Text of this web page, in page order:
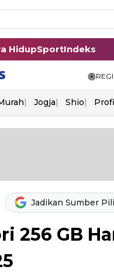
HidupSportIndeks
Jogja Shio
Jadikan Sumber
256 GB